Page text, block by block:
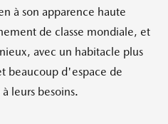
à son apparence haute
de classe mondiale, et
avec un habitacle plus
beaucoup d'espace de
leurs besoins.